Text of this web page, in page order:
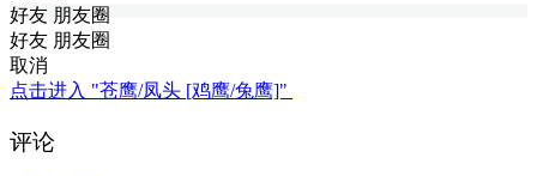
好友 朋友圈
好友 朋友圈
取消
点击进入 "苍鹰/凤头 [鸡鹰/兔鹰]"
评论